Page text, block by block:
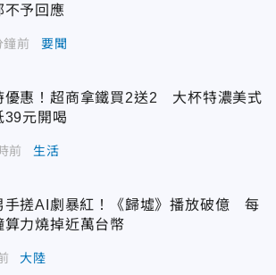
不予回應
前 要聞
優惠！超商拿鐵買2送2 大杯特濃美式
39元開喝
前 生活
手搓AI劇暴紅！《歸墟》播放破億 每
算力燒掉近萬台幣
大陸